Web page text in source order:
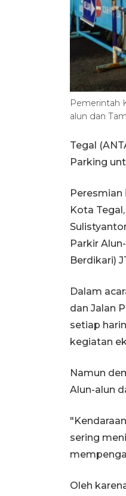
Pemerintah
alun dan
Tegal
Parking
Kota
Parkir
Berdikari)
Dalam
dan Jalan
setiap
kegiatan
Namun
Alun-alun
sering
Oleh